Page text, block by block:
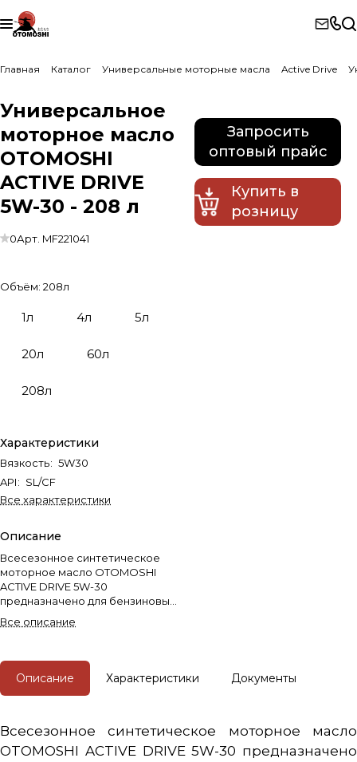
Главная Каталог Универсальные моторные масла Active Drive
Универсальное
моторное масло
OTOMOSHI
ACTIVE DRIVE
5W-30 - 208 л
0Арт. MF221041
Объём: 208л
1л 4л 5л
20л 60л
208л
Характеристики
Вязкость: 5W30
API: SL/CF
Все характеристики
Описание
Всесезонное синтетическое
моторное масло OTOMOSHI
ACTIVE DRIVE 5W-30
предназначено для бензиновых
легковых автомобилей,
внедорожников и легких
грузовиков.
Все описание
Запросить
оптовый прайс
Купить в
розницу
Описание Характеристики Документы
Всесезонное синтетическое моторное масло
OTOMOSHI ACTIVE DRIVE 5W-30 предназначено